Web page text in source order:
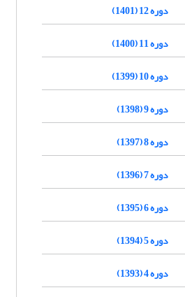
دوره 12 (1401)
دوره 11 (1400)
دوره 10 (1399)
دوره 9 (1398)
دوره 8 (1397)
دوره 7 (1396)
دوره 6 (1395)
دوره 5 (1394)
دوره 4 (1393)